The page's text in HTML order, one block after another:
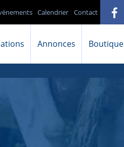
Contact
Calendrier
Annonces Boutique